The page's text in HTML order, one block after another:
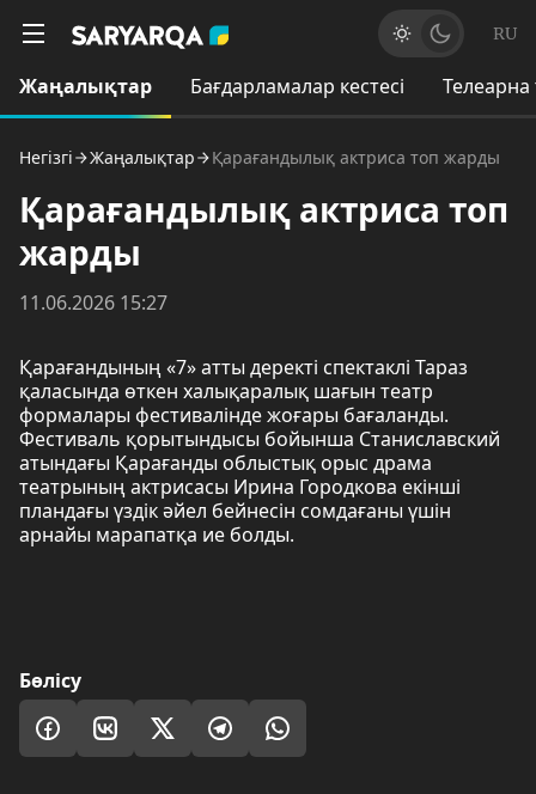
RU
Жаңалықтар Бағдарламалар кестесі
Негізгі Жаңалықтар Қарағандылық актриса топ жарды
Қарағандылық актриса топ
жарды
11.06.2026 15:27
Қарағандының «7» атты деректі спектаклі Тараз
қаласында өткен халықаралық шағын театр
формалары фестивалінде жоғары бағаланды.
Фестиваль қорытындысы бойынша Станиславский
атындағы Қарағанды облыстық орыс драма
театрының актрисасы Ирина Городкова екінші
пландағы үздік әйел бейнесін сомдағаны үшін
арнайы марапатқа ие болды.
Бөлісу